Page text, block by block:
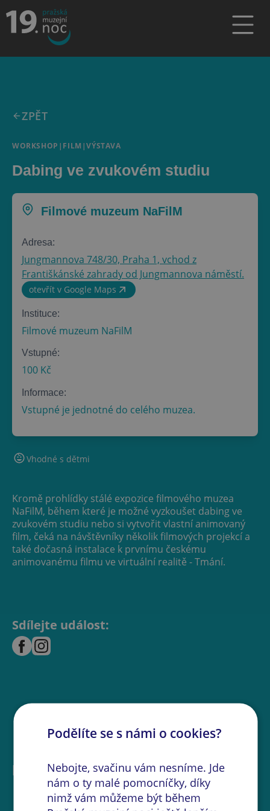
ZPĚT
WORKSHOP | FILM|VÝSTAVA
Dabing ve zvukovém studiu
Filmové muzeum NaFilM
Adresa:
Jungmannova 748/30, Praha 1, vchod z
Františkánské zahrady od Jungmannova náměstí.
otevřít v Google Maps
Instituce:
Filmové muzeum NaFilM
Vstupné:
100 Kč
Informace:
Vstupné je jednotné do celého muzea.
Vhodné s dětmi
Kromě prohlídky stálé expozice filmového muzea
NaFilM, během které je možné vyzkoušet dabing ve
zvukovém studiu nebo si vytvořit vlastní animovaný
film, čeká na návštěvníky několik filmových projekcí a
také dočasná instalace k prvnímu českému
animovanému filmu ve virtuální realitě - Tmání.
Sdílejte událost:
Další akce na místě
Podělíte se s námi o cookies?
Nebojte, svačinu vám nesníme. Jde
nám o ty malé pomocníčky, díky
nimž vám můžeme být během